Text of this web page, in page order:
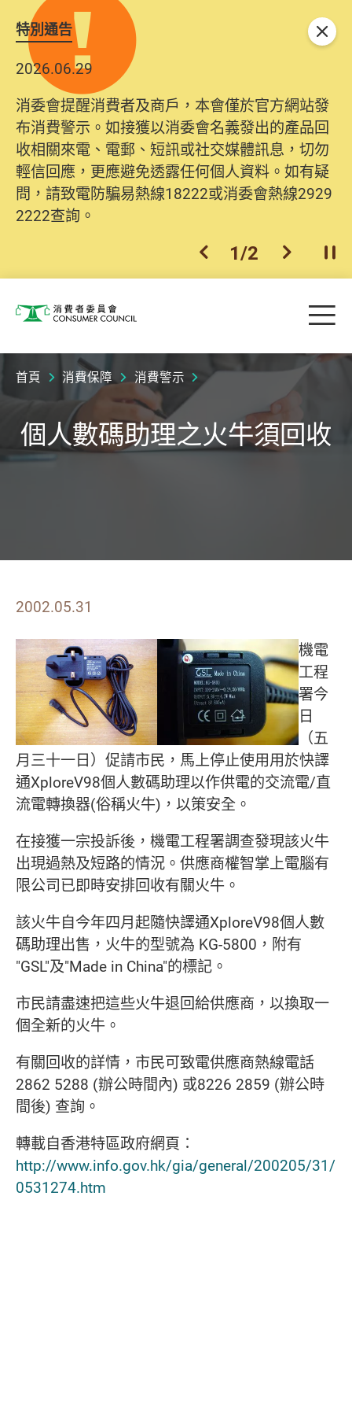
特別通告
2026.06.29
消委會提醒消費者及商戶，本會僅於官方網站發
布消費警示。如接獲以消委會名義發出的產品回
收相關來電、電郵、短訊或社交媒體訊息，切勿
輕信回應，更應避免透露任何個人資料。如有疑
問，請致電防騙易熱線18222或消委會熱線2929
2222查詢。
上一個
1/2 下一個開
關閉
消費者委員會 目
首頁 消費保障 消費警示
個人數碼助理之火牛須回收
2002.05.31
機電
工程
署今
日
（五
月三十一日）促請市民，馬上停止使用用於快譯
通XploreV98個人數碼助理以作供電的交流電/直
流電轉換器(俗稱火牛)，以策安全。
在接獲一宗投訴後，機電工程署調查發現該火牛
出現過熱及短路的情況。供應商權智掌上電腦有
限公司已即時安排回收有關火牛。
該火牛自今年四月起隨快譯通XploreV98個人數
碼助理出售，火牛的型號為 KG-5800，附有
"GSL"及"Made in China"的標記。
市民請盡速把這些火牛退回給供應商，以換取一
個全新的火牛。
有關回收的詳情，市民可致電供應商熱線電話
2862 5288 (辦公時間內) 或8226 2859 (辦公時
間後) 查詢。
轉載自香港特區政府網頁：
http://www.info.gov.hk/gia/general/200205/31/
0531274.htm